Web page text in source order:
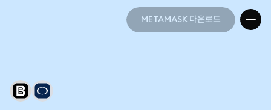
METAMASK 다운로드